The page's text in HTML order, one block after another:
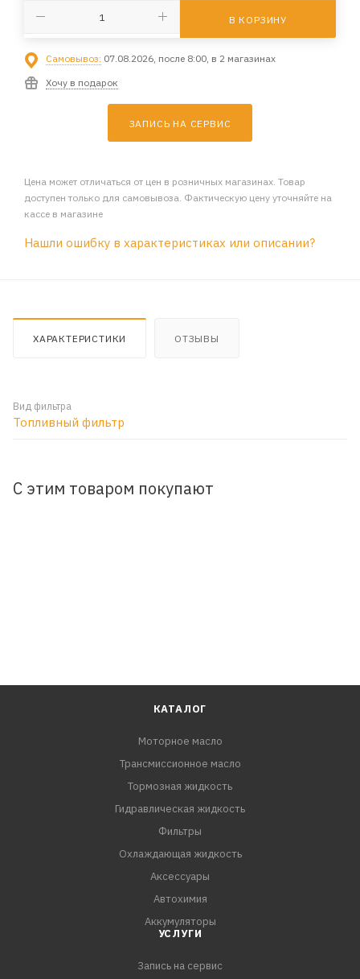
В КОРЗИНУ
Самовывоз: 07.08.2026, после 8:00, в 2 магазинах
Хочу в подарок
ЗАПИСЬ НА СЕРВИС
Цена может отличаться от цен в розничных магазинах. Товар
доступен только для самовывоза. Фактическую цену уточняйте на
кассе в магазине
Нашли ошибку в характеристиках или описании?
ХАРАКТЕРИСТИКИ ОТЗЫВЫ
Вид фильтра
Топливный фильтр
С этим товаром покупают
КАТАЛОГ
Моторное масло
Трансмиссионное масло
Тормозная жидкость
Гидравлическая жидкость
Фильтры
Охлаждающая жидкость
Аксессуары
Автохимия
Аккумуляторы
УСЛУГИ
Запись на сервис